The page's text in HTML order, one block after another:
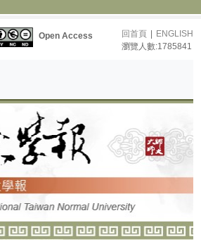
Open Access 回首頁
ENGLISH
瀏覽人數:1785841